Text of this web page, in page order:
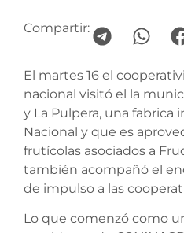
Compartir:
El martes 16 el
nacional visitó el la
y La Pulpera, una fabrica
Nacional y que es
frutícolas asociados a
también acompañó el
de impulso a las
Lo que comenzó como